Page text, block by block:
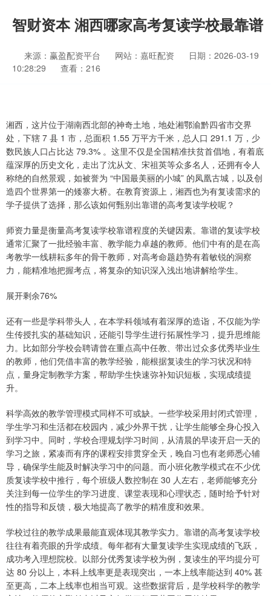
智财资本 湘西哪家高考复读学校最靠谱
来源：赢盈配资平台 网站：嘉旺配资
日期：2026-03-19
10:28:29
查看：216
湘西，这片位于湖南西北部的神奇土地，地处湘鄂渝黔四省市交界
处，下辖 7 县 1 市，总面积 1.55 万平方千米，总人口 291.1 万，少
数民族人口占比达 79.3% 。这里不仅是全国精准扶贫首倡地，有着底
蕴深厚的历史文化，走出了沈从文、宋祖英等众多名人，还拥有令人
称绝的自然景观，如被誉为 “中国最美丽的小城” 的凤凰古城，以及创
造四个世界第一的矮寨大桥。在教育资源上，湘西也为有复读需求的
学子提供了选择，那么该如何甄别出靠谱的高考复读学校呢？
师资力量是衡量高考复读学校靠谱程度的关键因素。靠谱的复读学校
通常汇聚了一批经验丰富、教学能力卓越的教师。他们中有的是在高
考教学一线耕耘多年的骨干教师，对高考命题趋势有着敏锐的洞察
力，能精准地把握考点，将复杂的知识深入浅出地讲解给学生。
展开剩余76%
还有一些是学科带头人，在本学科领域有着深厚的造诣，不仅能为学
生传授扎实的基础知识，还能引导学生进行拓展性学习，提升思维能
力。比如部分学校会聘请曾在重点高中任教、带出过众多优秀毕业生
的教师，他们凭借丰富的教学经验，能根据复读生的学习状况和特
点，量身定制教学方案，帮助学生快速弥补知识短板，实现成绩提
升。
科学高效的教学管理模式同样不可或缺。一些学校采用封闭式管理，
学生学习和生活都在校园内，减少外界干扰，让学生能够全身心投入
到学习中。同时，学校合理规划学习时间，从清晨的早读开启一天的
学习之旅，紧凑而有序的课程安排贯穿全天，晚自习也有老师悉心辅
导，确保学生能及时解决学习中的问题。而小班化教学模式在不少优
质复读学校中推行，每个班级人数控制在 30 人左右，老师能够充分
关注到每一位学生的学习进度、课堂表现和心理状态，随时给予针对
性的指导和反馈，极大地提高了教学的精准度和效果。
学校过往的教学成果最能直观体现其教学实力。靠谱的高考复读学校
往往有着亮眼的升学成绩。每年都有大量复读学生实现成绩的飞跃，
成功考入理想院校。以部分优秀复读学校为例，复读生的平均提分可
达 80 分以上，本科上线率更是表现突出，一本上线率能达到 40% 甚
至更高，二本上线率也相当可观。这些数据背后，是学校科学的教学